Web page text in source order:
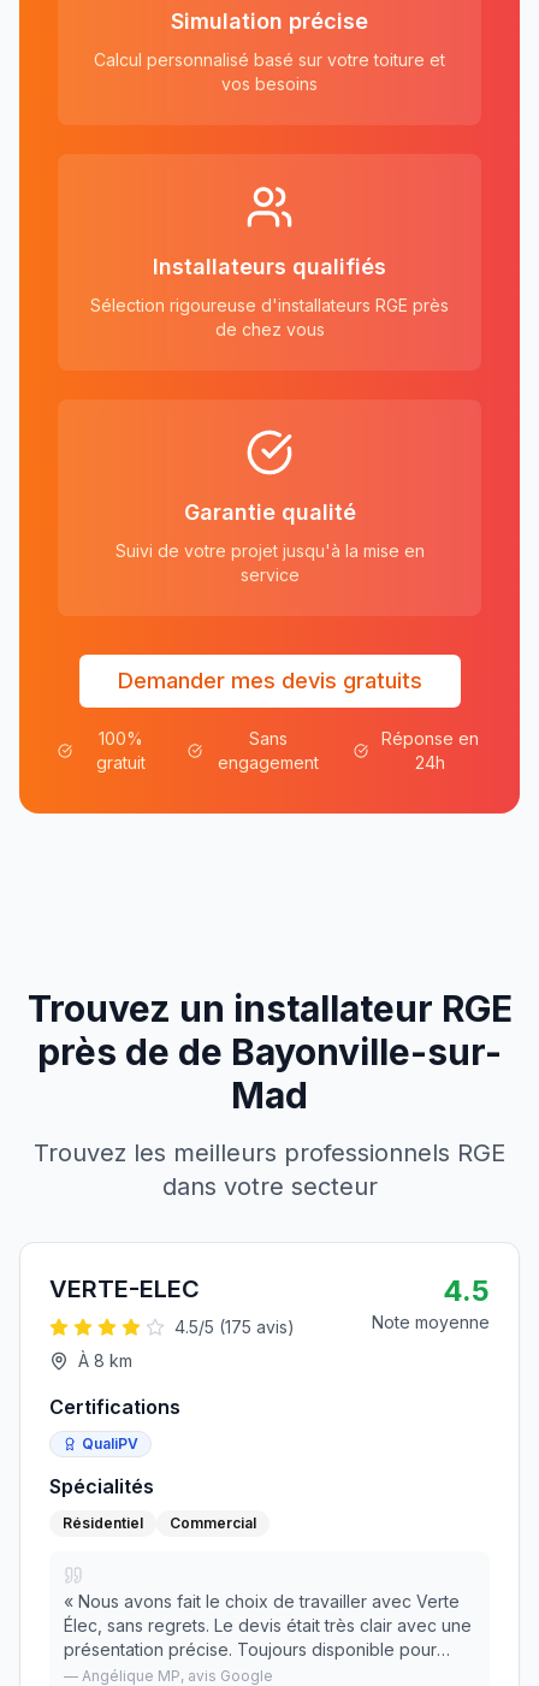
Simulation précise
Calcul personnalisé basé sur votre toiture et
vos besoins
Installateurs qualifiés
Sélection rigoureuse d'installateurs RGE près
de chez vous
Garantie qualité
Suivi de votre projet jusqu'à la mise en
service
Demander mes devis gratuits
100%
gratuit
Sans
engagement
Réponse en
24h
Trouvez un installateur RGE
près de de Bayonville-sur-
Mad
Trouvez les meilleurs professionnels RGE
dans votre secteur
VERTE-ELEC
4.5/5 (175 avis)
À 8 km
4.5
Note moyenne
Certifications
QualiPV
Spécialités
Résidentiel Commercial
« Nous avons fait le choix de travailler avec Verte
Élec, sans regrets. Le devis était très clair avec une
présentation précise. Toujours disponible pour
répondre à nos question. L’installation s’est
— Angélique MP, avis Google